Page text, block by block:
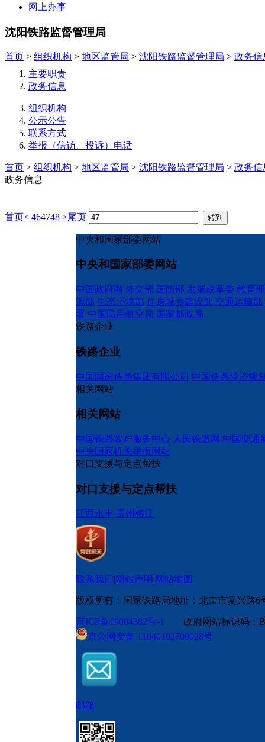
网上办事
沈阳铁路监督管理局
首页 > 组织机构 > 地区监管局 > 沈阳铁路监督管理局 > 政务信
主要职责
政务信息
组织机构
公示公告
联系方式
举报（信访、投诉）电话
首页 > 组织机构 > 地区监管局 > 沈阳铁路监督管理局 > 政务信
政务信息
首页< 464748 >尾页
中央和国家部委网站
中央和国家部委网站
中国政府网 外交部 国防部 发展改革委 教育部
源部 生态环境部 住房城乡建设部 交通运输部
署 中国民用航空局 国家邮政局
铁路企业
铁路企业
中国国家铁路集团有限公司 中国铁路经济规
相关网站
相关网站
中国铁路客户服务中心 人民铁道网 中国交通
中央国家机关举报网站
对口支援与定点帮扶
对口支援与定点帮扶
江西永丰 贵州榕江
联系我们 网站声明 网站地图
版权所有：国家铁路局地址：北京市复兴路6
京ICP备19004382号-1 政府网站标识码
京公网安备 11040102700028号
邮箱